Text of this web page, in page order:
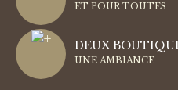
ET POUR TOUTES
DEUX
UNE AMBIANCE